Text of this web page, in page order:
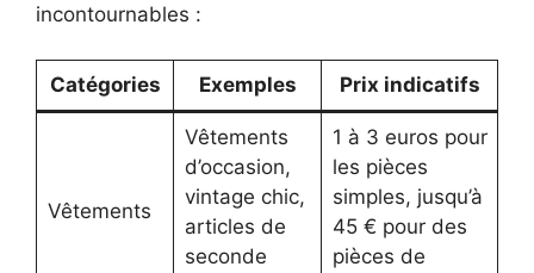
incontournables :
Catégories Exemples Prix indicatifs
Vêtements
Vêtements
d’occasion,
vintage chic,
articles de
seconde
1 à 3 euros pour
les pièces
simples, jusqu’à
45 € pour des
pièces de